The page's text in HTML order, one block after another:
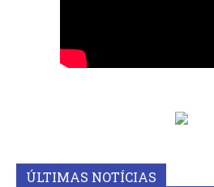
ÚLTIMAS NOTÍCIAS